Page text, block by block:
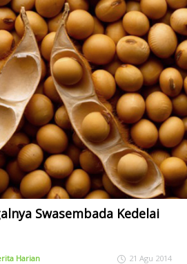
Swasembada Kedelai
Harian 21 Agu 2014